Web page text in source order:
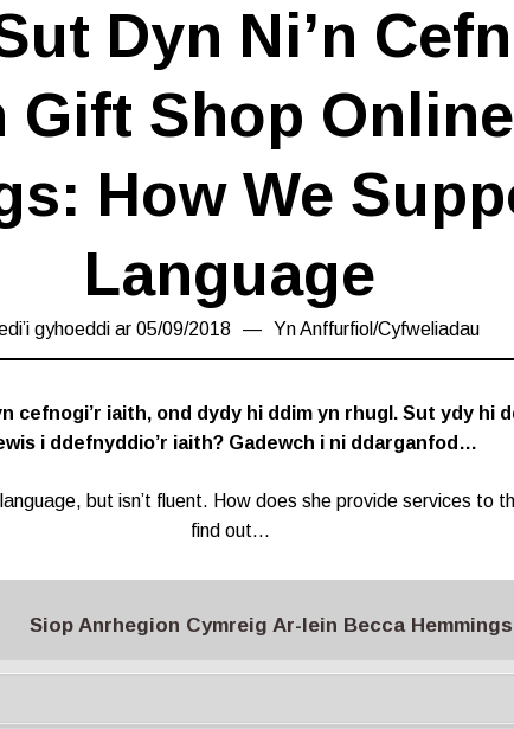
Dyn Ni’n
Gift Shop
How We
Language
gyhoeddi ar 05/09/2018 16/03/2019
YnAnffurfiol/Cyfweliadau
cefnogi’r iaith, ond dydy hi ddim yn rhugl. Sut ydy hi
i ddefnyddio’r iaith? Gadewch i ni ddarganfod…
but isn’t fluent. How does she provide services to
find out…
Siop Anrhegion Cymreig Ar-lein Becca